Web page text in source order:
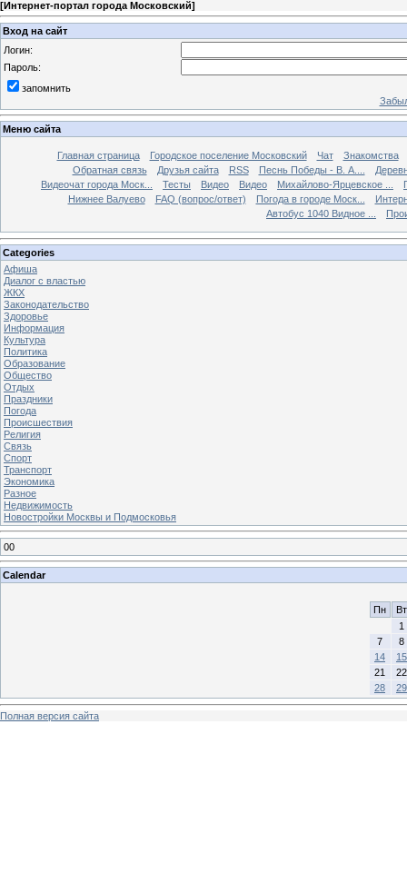
[Интернет-портал города Московский]
Вход на сайт
Логин:
Пароль:
запомнить
Меню сайта
Главная страница Городское поселение Московский Чат
Знакомства
Обратная связь
Друзья сайта RSS Песнь Победы - В. А....
Видеочат города Моск...
Тесты Видео Видео Михайлово-Ярцевское ...
Нижнее Валуево
FAQ (вопрос/ответ) Погода в городе Моск...
Автобус 1040 Видное ...
Categories
Афиша
Диалог с властью
ЖКХ
Законодательство
Здоровье
Информация
Культура
Политика
Образование
Общество
Отдых
Праздники
Погода
Происшествия
Религия
Связь
Спорт
Транспорт
Экономика
Разное
Недвижимость
Новостройки Москвы и Подмосковья
00
Calendar
Пн
Вт
1
7
8
14
15
21
22
28
29
Полная версия сайта